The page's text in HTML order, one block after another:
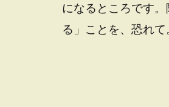
になるところです
る」ことを、恐れて